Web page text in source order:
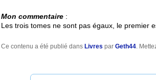
Mon commentaire :
Les trois tomes ne sont pas égaux, le premier
Ce contenu a été publié dansLivres parGeth44.